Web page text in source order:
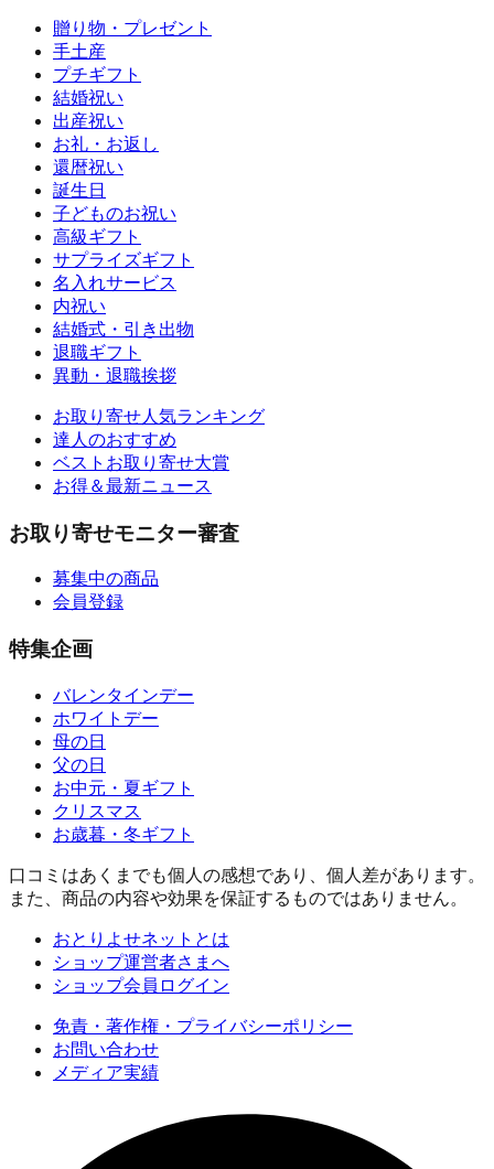
贈り物・プレゼント
手土産
プチギフト
結婚祝い
出産祝い
お礼・お返し
還暦祝い
誕生日
子どものお祝い
高級ギフト
サプライズギフト
名入れサービス
内祝い
結婚式・引き出物
退職ギフト
異動・退職挨拶
お取り寄せ人気ランキング
達人のおすすめ
ベストお取り寄せ大賞
お得＆最新ニュース
お取り寄せモニター審査
募集中の商品
会員登録
特集企画
バレンタインデー
ホワイトデー
母の日
父の日
お中元・夏ギフト
クリスマス
お歳暮・冬ギフト
口コミはあくまでも個人の感想であり、個人差があります。
また、商品の内容や効果を保証するものではありません。
おとりよせネットとは
ショップ運営者さまへ
ショップ会員ログイン
免責・著作権・プライバシーポリシー
お問い合わせ
メディア実績